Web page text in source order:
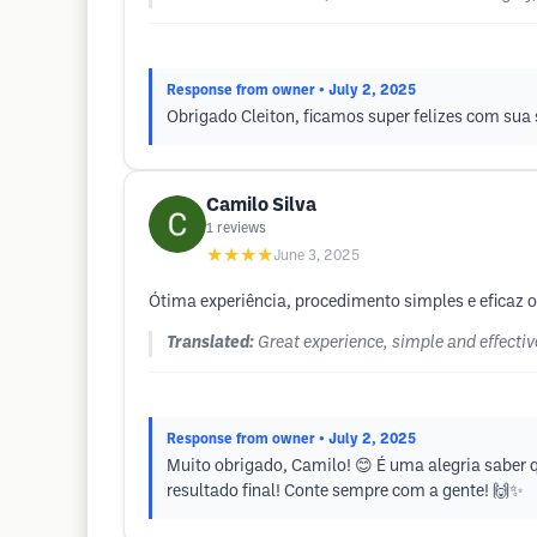
Response from owner • July 2, 2025
Obrigado Cleiton, ficamos super felizes com
Camilo Silva
1 reviews
★★★★June 3, 2025
Ótima experiência, procedimento simples e eficaz
Translated: Great experience, simple and
Response from owner • July 2, 2025
Muito obrigado, Camilo! 😊 É uma alegria saber
resultado final! Conte sempre com a gente! 🙌✨